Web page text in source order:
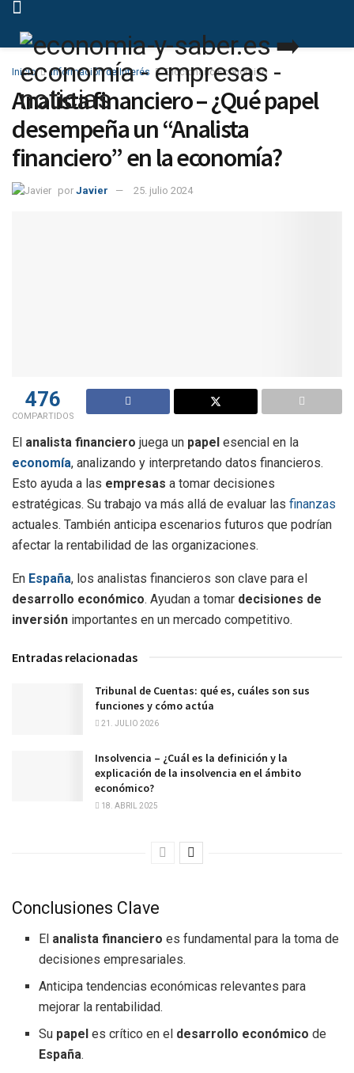
Inicio Información de Interés Diccionario Económico
Analista financiero – ¿Qué papel
desempeña un “Analista
financiero” en la economía?
por Javier 25. julio 2024
476
COMPARTIDOS
El analista financiero juega un papel esencial en la
economía, analizando y interpretando datos financieros.
Esto ayuda a las empresas a tomar decisiones
estratégicas. Su trabajo va más allá de evaluar las finanzas
actuales. También anticipa escenarios futuros que podrían
afectar la rentabilidad de las organizaciones.
En España, los analistas financieros son clave para el
desarrollo económico. Ayudan a tomar decisiones de
inversión importantes en un mercado competitivo.
Entradas relacionadas
Tribunal de Cuentas: qué es, cuáles son sus
funciones y cómo actúa
21. JULIO 2026
Insolvencia – ¿Cuál es la definición y la
explicación de la insolvencia en el ámbito
económico?
18. ABRIL 2025
Conclusiones Clave
El analista financiero es fundamental para la toma de
decisiones empresariales.
Anticipa tendencias económicas relevantes para
mejorar la rentabilidad.
Su papel es crítico en el desarrollo económico de
España.